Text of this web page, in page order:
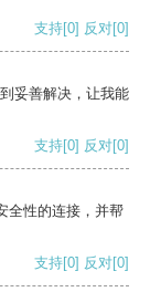
支持[0] 反对[0]
妥善解决，让我能
支持[0] 反对[0]
全性的连接，并帮
支持[0] 反对[0]